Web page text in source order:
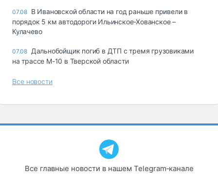
07.08 В Ивановской области на год раньше привели в
порядок 5 км автодороги Ильинское-Хованское –
Кулачево
07.08 Дальнобойщик погиб в ДТП с тремя грузовиками
на трассе М-10 в Тверской области
Все новости
Все главные новости в нашем Telegram‑канале